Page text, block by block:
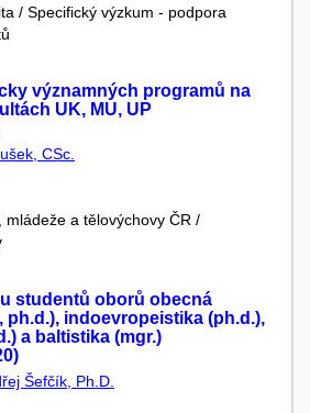
/ Specifický výzkum - podpora
významných programů na
UK, MU, UP
CSc.
mládeže a tělovýchovy ČR /
studentů oborů obecná
ph.d.), indoevropeistika (ph.d.),
a baltistika (mgr.)
Šefčík, Ph.D.